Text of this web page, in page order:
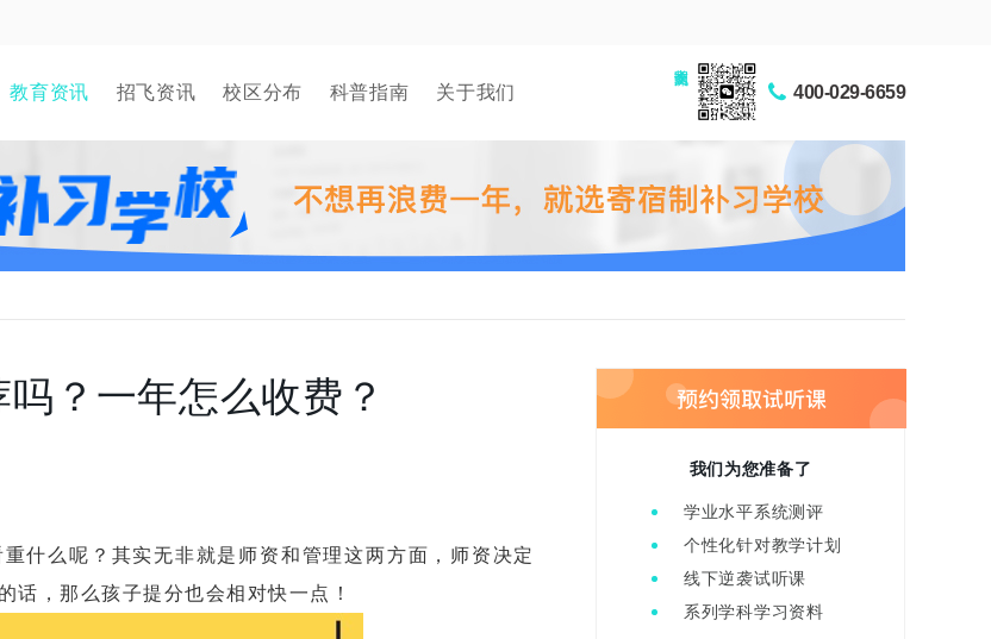
教育资讯 招飞资讯 校区分布 科普指南 关于我们 400-029-6659
？一年怎么收费？
么呢？其实无非就是师资和管理这两方面，师资决定
话，那么孩子提分也会相对快一点！
我们为您准备了
学业水平系统测评
个性化针对教学计划
线下逆袭试听课
系列学科学习资料